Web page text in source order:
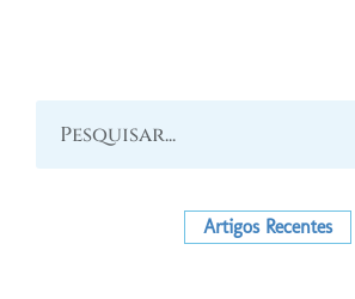
Artigos Recentes